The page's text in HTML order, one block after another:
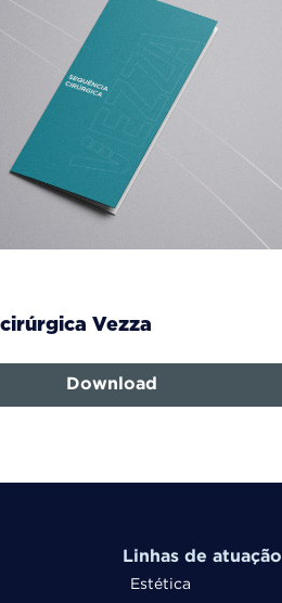
Vezza
Download
Linhas de atuação
Estética